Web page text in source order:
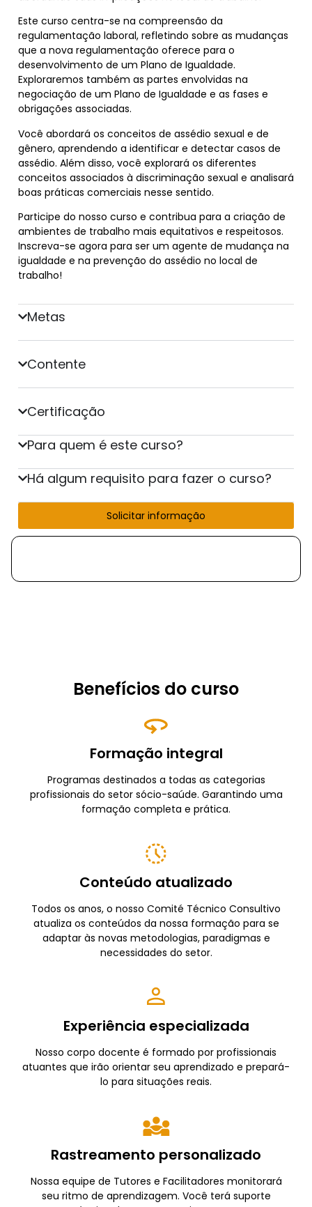
Este curso centra-se na compreensão da
regulamentação laboral, refletindo sobre as mudanças
que a nova regulamentação oferece para o
desenvolvimento de um Plano de Igualdade.
Exploraremos também as partes envolvidas na
negociação de um Plano de Igualdade e as fases e
obrigações associadas.
Você abordará os conceitos de assédio sexual e de
gênero, aprendendo a identificar e detectar casos de
assédio. Além disso, você explorará os diferentes
conceitos associados à discriminação sexual e analisará
boas práticas comerciais nesse sentido.
Participe do nosso curso e contribua para a criação de
ambientes de trabalho mais equitativos e respeitosos.
Inscreva-se agora para ser um agente de mudança na
igualdade e na prevenção do assédio no local de
trabalho!
Metas
Contente
Certificação
Para quem é este curso?
Há algum requisito para fazer o curso?
Solicitar informação
Benefícios do curso
Formação integral
Programas destinados a todas as categorias
profissionais do setor sócio-saúde. Garantindo uma
formação completa e prática.
Conteúdo atualizado
Todos os anos, o nosso Comité Técnico Consultivo
atualiza os conteúdos da nossa formação para se
adaptar às novas metodologias, paradigmas e
necessidades do setor.
Experiência especializada
Nosso corpo docente é formado por profissionais
atuantes que irão orientar seu aprendizado e prepará-
lo para situações reais.
Rastreamento personalizado
Nossa equipe de Tutores e Facilitadores monitorará
seu ritmo de aprendizagem. Você terá suporte